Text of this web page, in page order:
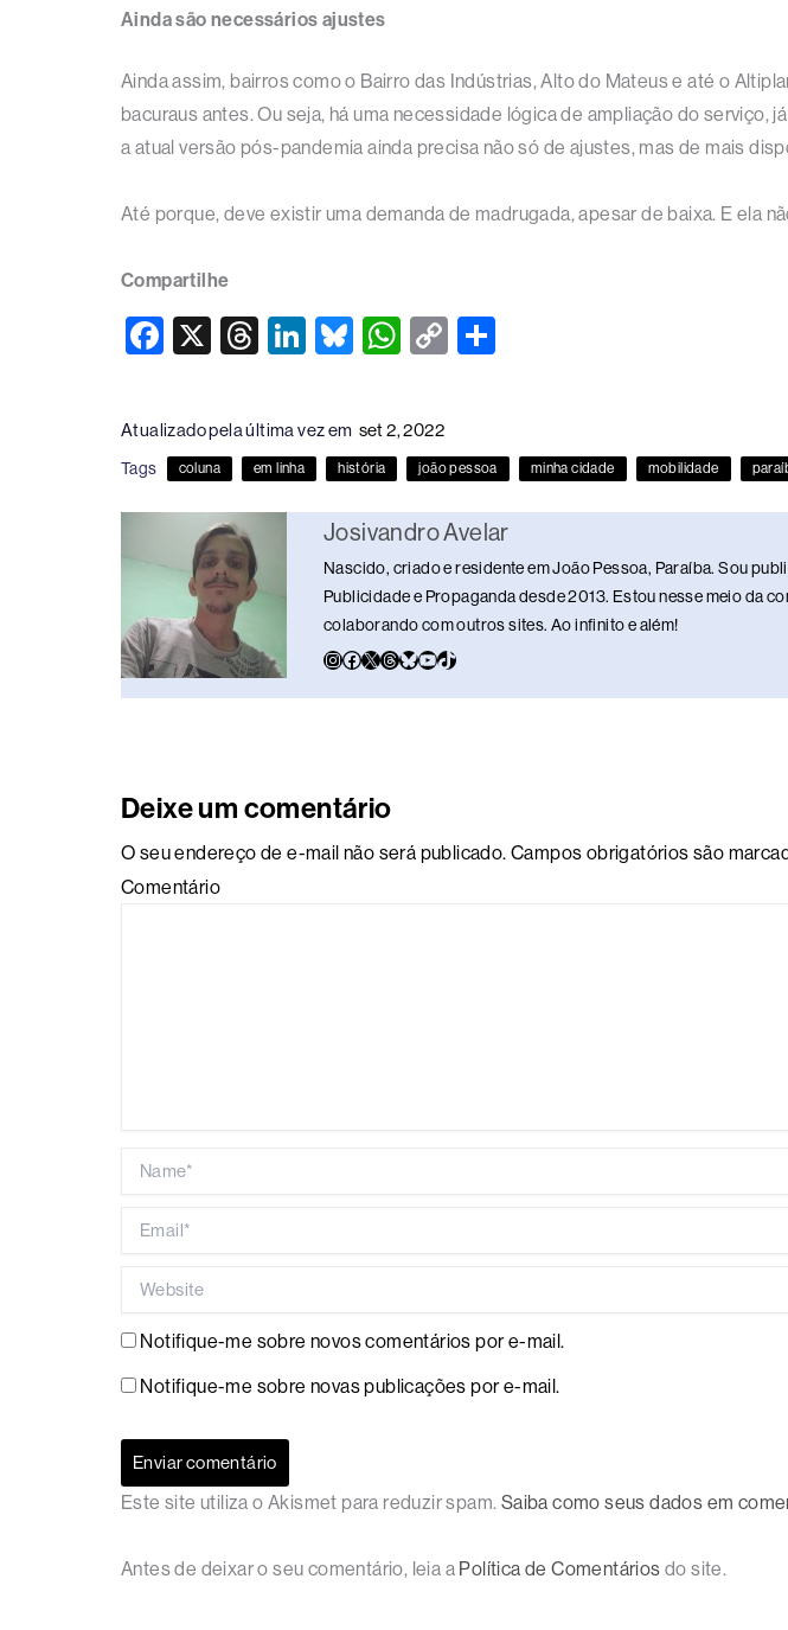
Ainda são necessários ajustes
Ainda assim, bairros como o Bairro das Indústrias, Alto do Mateus e até o
bacuraus antes. Ou seja, há uma necessidade lógica de ampliação do
a atual versão pós-pandemia ainda precisa não só de ajustes, mas de mais
Até porque, deve existir uma demanda de madrugada, apesar de baixa. E ela
Compartilhe
F
e
b
o
o
X
T
a
d
s
Li
e
dI
n
Bl
sk
y
W
s
A
p
p
C
y
Li
n
k
e
Atualizado pela última vez em set 2, 2022
Tags coluna em linha história joão pessoa minha cidade mobilidade
Josivandro Avelar
Nascido, criado e residente em João Pessoa, Paraíba. Sou
Publicidade e Propaganda desde 2013. Estou nesse meio da
colaborando com outros sites. Ao infinito e além!
Deixe um comentário
O seu endereço de e-mail não será publicado. Campos obrigatórios são
Comentário
Notifique-me sobre novos comentários por e-mail.
Notifique-me sobre novas publicações por e-mail.
Este site utiliza o Akismet para reduzir spam. Saiba como seus dados em
Antes de deixar o seu comentário, leia a Política de Comentários do site.